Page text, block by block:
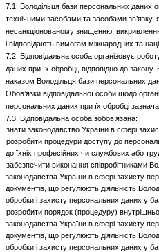
7.1. Володільця бази персональних даних
технічними засобами та засобами зв’язку,
несанкціонованому знищенню,
і відповідають вимогам міжнародних та
7.2. Відповідальна особа організовує
даних при їх обробці, відповідно до
наказом Володільця бази персональних
Обов’язки відповідальної особи щодо
персональних даних при їх обробці
7.3. Відповідальна особа зобов’язана:
знати законодавство України в сфері
розробити процедури доступу до
до їхніх професійних чи службових або
забезпечити виконання співробітниками
законодавства України в сфері захисту
документів, що регулюють діяльність
обробки і захисту персональних даних у
розробити порядок (процедуру)
законодавства України в сфері захисту
документів, що регулюють діяльність
обробки і захисту персональних даних у